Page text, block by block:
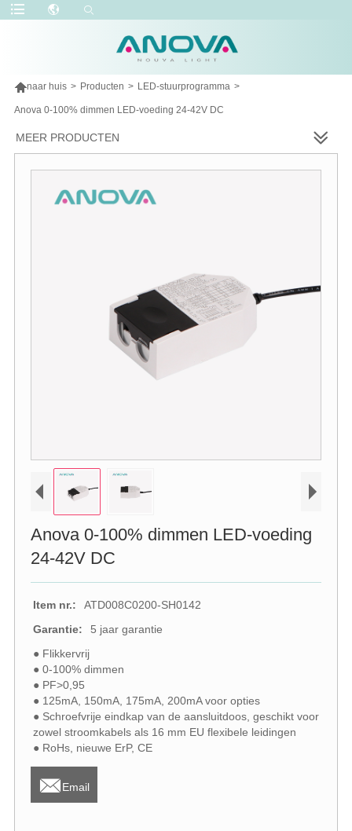
naar huis > Producten > LED-stuurprogramma >
Anova 0-100% dimmen LED-voeding 24-42V DC
MEER PRODUCTEN
Anova 0-100% dimmen LED-voeding
24-42V DC
Item nr.:
ATD008C0200-SH0142
Garantie:
5 jaar garantie
● Flikkervrij
● 0-100% dimmen
● PF>0,95
● 125mA, 150mA, 175mA, 200mA voor opties
● Schroefvrije eindkap van de aansluitdoos, geschikt voor
zowel stroomkabels als 16 mm EU flexibele leidingen
● RoHs, nieuwe ErP, CE
Email